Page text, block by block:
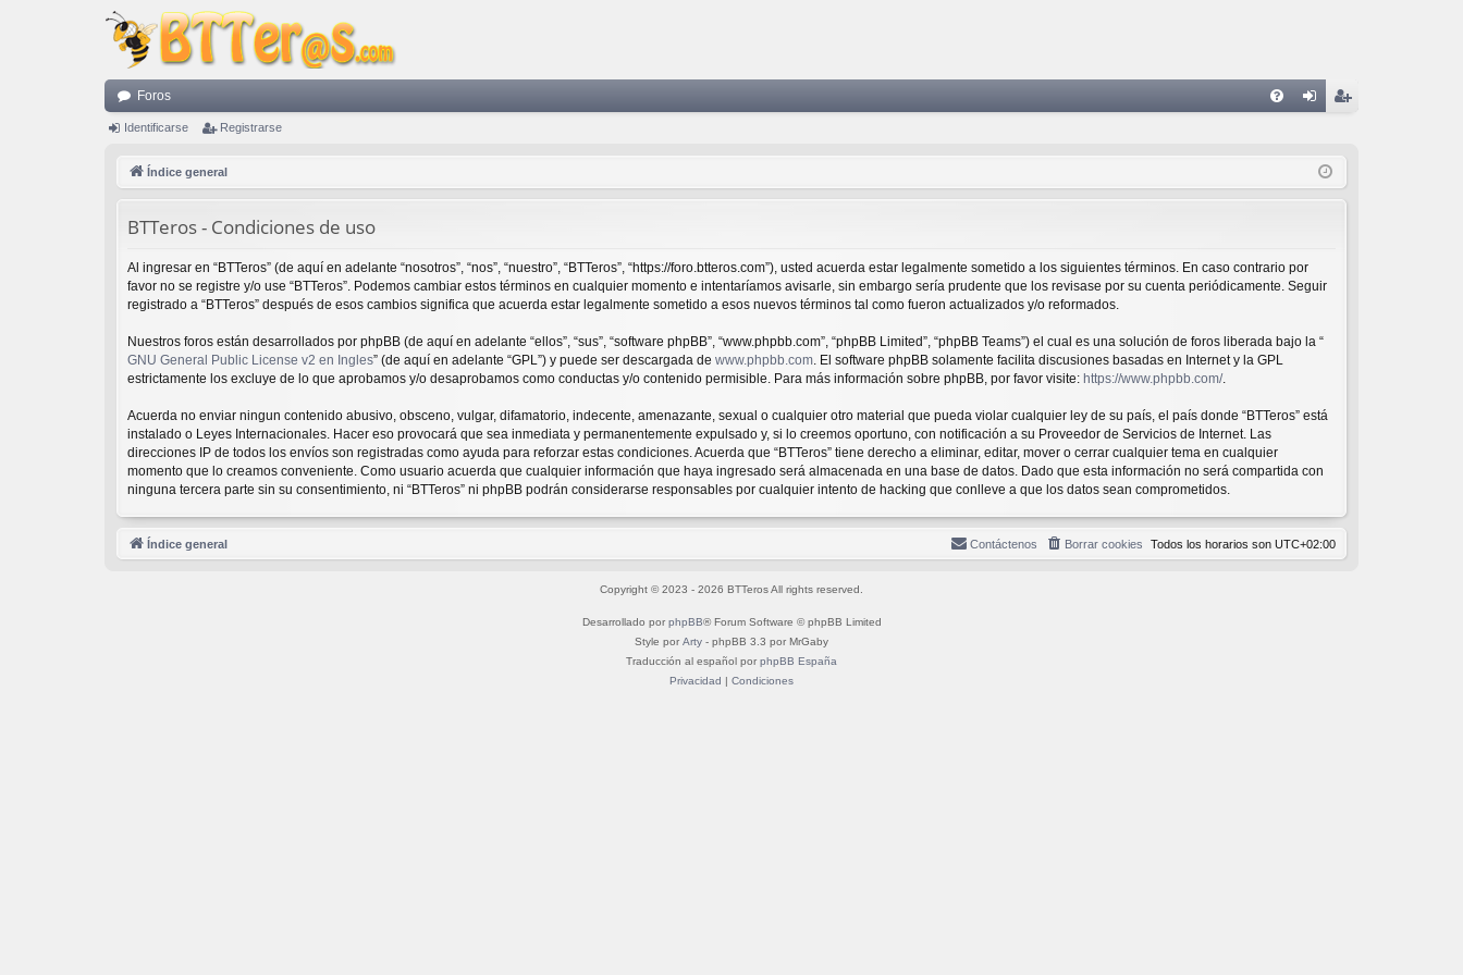
Foros
ist
Identificarse Registrarse
Índice general
BTTeros - Condiciones de uso
Al ingresar en “BTTeros” (de aquí en adelante “nosotros”, “nos”, “nuestro”, “BTTeros”, “https://foro.btteros.com”), usted acuerda estar legalmente sometido a los siguientes términos. En caso contrario por
favor no se registre y/o use “BTTeros”. Podemos cambiar estos términos en cualquier momento e intentaríamos avisarle, sin embargo sería prudente que los revisase por su cuenta periódicamente. Seguir
registrado a “BTTeros” después de esos cambios significa que acuerda estar legalmente sometido a esos nuevos términos tal como fueron actualizados y/o reformados.
Nuestros foros están desarrollados por phpBB (de aquí en adelante “ellos”, “sus”, “software phpBB”, “www.phpbb.com”, “phpBB Limited”, “phpBB Teams”) el cual es una solución de foros liberada bajo la “
GNU General Public License v2 en Ingles” (de aquí en adelante “GPL”) y puede ser descargada de www.phpbb.com . El software phpBB solamente facilita discusiones basadas en Internet y la GPL
estrictamente los excluye de lo que aprobamos y/o desaprobamos como conductas y/o contenido permisible. Para más información sobre phpBB, por favor visite: https://www.phpbb.com/.
Acuerda no enviar ningun contenido abusivo, obsceno, vulgar, difamatorio, indecente, amenazante, sexual o cualquier otro material que pueda violar cualquier ley de su país, el país donde “BTTeros” está
instalado o Leyes Internacionales. Hacer eso provocará que sea inmediata y permanentemente expulsado y, si lo creemos oportuno, con notificación a su Proveedor de Servicios de Internet. Las
direcciones IP de todos los envíos son registradas como ayuda para reforzar estas condiciones. Acuerda que “BTTeros” tiene derecho a eliminar, editar, mover o cerrar cualquier tema en cualquier
momento que lo creamos conveniente. Como usuario acuerda que cualquier información que haya ingresado será almacenada en una base de datos. Dado que esta información no será compartida con
ninguna tercera parte sin su consentimiento, ni “BTTeros” ni phpBB podrán considerarse responsables por cualquier intento de hacking que conlleve a que los datos sean comprometidos.
Índice general Todos los horarios son UTC+02:00
Borrar cookies
Contáctenos
Copyright © 2023 - 2026 BTTeros All rights reserved.
Desarrollado por phpBB® Forum Software © phpBB Limited
Style por Arty - phpBB 3.3 por MrGaby
Traducción al español por phpBB España
Privacidad | Condiciones